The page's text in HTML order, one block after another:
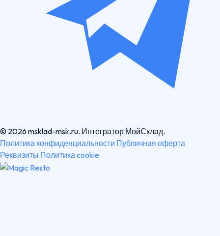
© 2026 msklad-msk.ru. Интегратор МойСклад.
Политика конфиденциальности Публичная оферта
Реквизиты Политика cookie